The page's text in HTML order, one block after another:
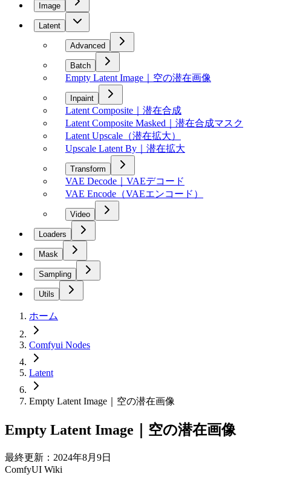
Image
Latent
Advanced
Batch
Empty Latent Image｜空の潜在画像
Inpaint
Latent Composite｜潜在合成
Latent Composite Masked｜潜在合成マスク
Latent Upscale（潜在拡大）
Upscale Latent By｜潜在拡大
Transform
VAE Decode｜VAEデコード
VAE Encode（VAEエンコード）
Video
Loaders
Mask
Sampling
Utils
ホーム
Comfyui Nodes
Latent
Empty Latent Image｜空の潜在画像
Empty Latent Image｜空の潜在画像
最終更新：2024年8月9日
ComfyUI Wiki